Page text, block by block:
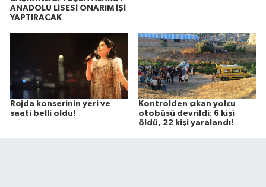
ANADOLU LİSESİ ONARIM İŞİ
YAPTIRACAK
Rojda konserinin yeri ve
saati belli oldu!
Kontrolden çıkan yolcu
otobüsü devrildi: 6 kişi
öldü, 22 kişi yaralandı!